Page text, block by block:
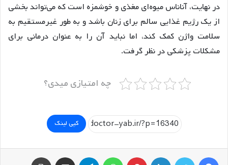
در نهایت، آناناس میوه‌ای مغذی و خوشمزه است که می‌تواند بخشی
از یک رژیم غذایی سالم برای زنان باشد و به طور غیرمستقیم به
سلامت واژن کمک کند، اما نباید آن را به عنوان درمانی برای
مشکلات پزشکی در نظر گرفت.
چه امتیازی میدی؟
کپی لینک
فیسبوک توییتر لینکداین پینتریست تلگرام اشتراک گذاری با ایمیل